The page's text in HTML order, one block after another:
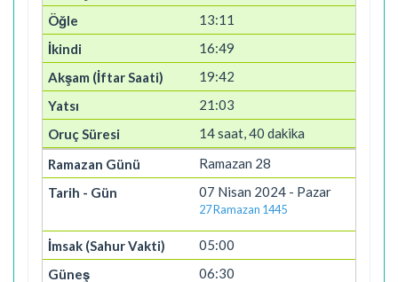
13:11
16:49
19:42
21:03
14 saat, 40 dakika
Ramazan 28
07 Nisan 2024 - Pazar
27 Ramazan 1445
05:00
06:30